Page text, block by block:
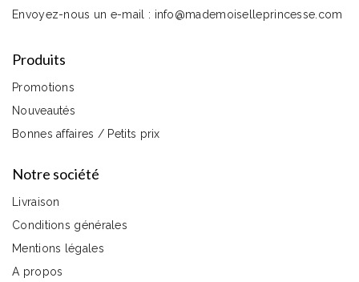
Envoyez-nous un e-mail : info@mademoiselleprincesse.com
Produits
Promotions
Nouveautés
Bonnes affaires / Petits prix
Notre société
Livraison
Conditions générales
Mentions légales
A propos